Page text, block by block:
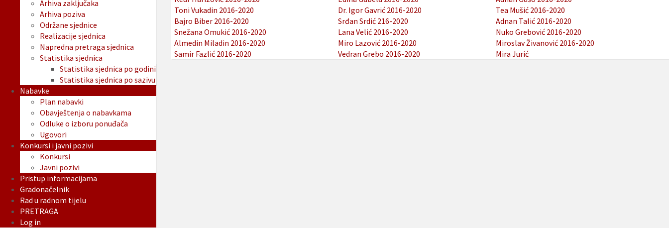
Toni Vukadin 2016-2020
Dr. Igor Gavrić 2016-2020
Tea Mušić 2016-2020
Bajro Biber 2016-2020
Srđan Srdić 216-2020
Adnan Talić 2016-2020
Snežana Omukić 2016-2020
Lana Velić 2016-2020
Nuko Grebović 2016-2020
Almedin Miladin 2016-2020
Miro Lazović 2016-2020
Miroslav Živanović 2016-2020
Samir Fazlić 2016-2020
Vedran Grebo 2016-2020 Mira Jurić
Arhiva zaključaka
Arhiva poziva
Održane sjednice
Realizacije sjednica
Napredna pretraga sjednica
Statistika sjednica
Statistika sjednica po godini
Statistika sjednica po sazivu
Nabavke
Plan nabavki
Obavještenja o nabavkama
Odluke o izboru ponuđača
Ugovori
Konkursi i javni pozivi
Konkursi
Javni pozivi
Pristup informacijama
Gradonačelnik
Rad u radnom tijelu
PRETRAGA
Log in